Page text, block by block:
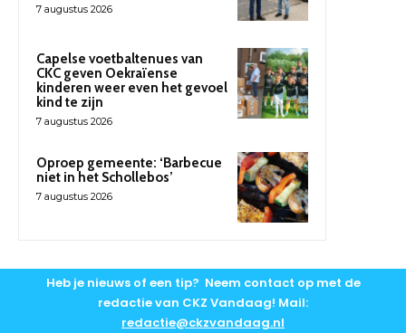
7 augustus 2026
Capelse voetbaltenues van
CKC geven Oekraïense
kinderen weer even het gevoel
kind te zijn
7 augustus 2026
Oproep gemeente: ‘Barbecue
niet in het Schollebos’
7 augustus 2026
Heb je nieuws of een tip? Neem contact op met de
redactie van CKZ Vandaag! Mail:
redactie@ckzvandaag.nl